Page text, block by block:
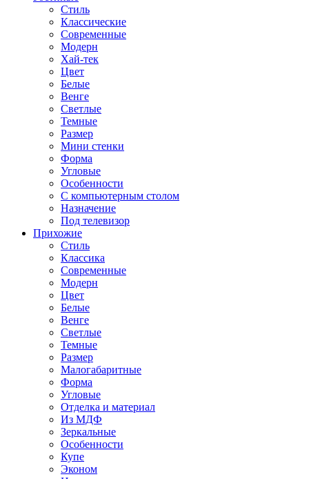
Стиль
Классические
Современные
Модерн
Хай-тек
Цвет
Белые
Венге
Светлые
Темные
Размер
Мини стенки
Форма
Угловые
Особенности
С компьютерным столом
Назначение
Под телевизор
Прихожие
Стиль
Классика
Современные
Модерн
Цвет
Белые
Венге
Светлые
Темные
Размер
Малогабаритные
Форма
Угловые
Отделка и материал
Из МДФ
Зеркальные
Особенности
Купе
Эконом